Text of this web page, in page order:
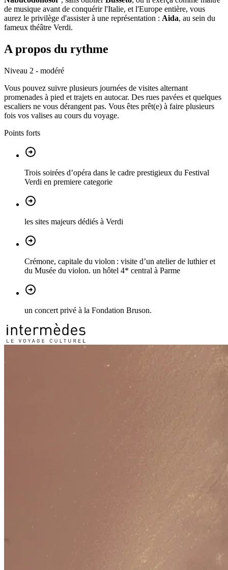
de musique avant de conquérir l'Italie, et l'Europe entière, vous
aurez le privilège d'assister à une représentation : Aida, au sein du
fameux théâtre Verdi.
A propos du rythme
Niveau 2 - modéré
Vous pouvez suivre plusieurs journées de visites alternant
promenades à pied et trajets en autocar. Des rues pavées et quelques
escaliers ne vous dérangent pas. Vous êtes prêt(e) à faire plusieurs
fois vos valises au cours du voyage.
Points forts
Trois soirées d’opéra dans le cadre prestigieux du Festival
Verdi en premiere categorie
les sites majeurs dédiés à Verdi
Crémone, capitale du violon : visite d’un atelier de luthier et
du Musée du violon. un hôtel 4* central à Parme
un concert privé à la Fondation Bruson.